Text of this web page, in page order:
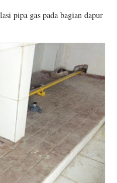
pipa gas pada bagian dapur